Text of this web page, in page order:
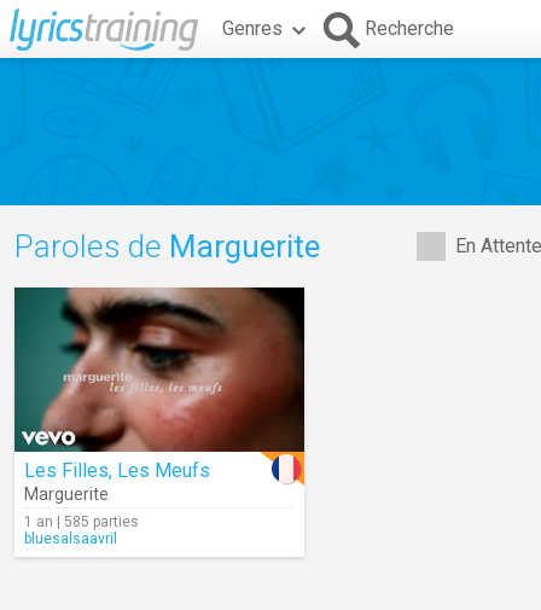
Genres Recherche
En
Paroles de Marguerite
Les Filles, Les Meufs
Marguerite
1 an | 585 parties
bluesalsaavril